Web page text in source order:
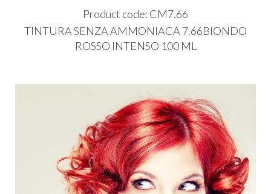
Product code: CM7.66
TINTURASENZAAMMONIACA 7.66BIONDO
ROSSO INTENSO 100 ML